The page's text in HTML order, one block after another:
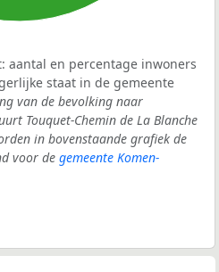
aantal en percentage inwoners
staat in de gemeente
van de bevolking naar
Touquet-Chemin de La Blanche
in bovenstaande grafiek de
voor de gemeente Komen-